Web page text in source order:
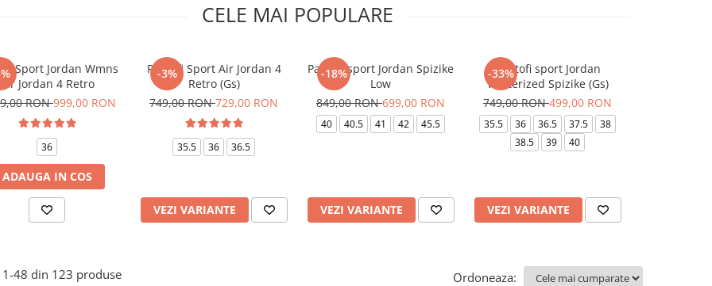
CELE MAI POPULARE
Sport Jordan Wmns
Air Jordan 4 Retro
RON999,00 RON
36
ADAUGA IN COS
-3%
Pantofi Sport Air Jordan 4
Retro (Gs)
749,00 RON729,00 RON
35.5 36 36.5
VEZI VARIANTE
-18%
Pantofi sport Jordan Spizike
Low
849,00 RON699,00 RON
40 40.5 41 42 45.5
VEZI VARIANTE
-33%
Pantofi sport Jordan
Winterized Spizike (Gs)
749,00 RON499,00 RON
35.5 36 36.5 37.5
38
38.5
39 40
VEZI VARIANTE
1-48 din 123 produse Ordoneaza: